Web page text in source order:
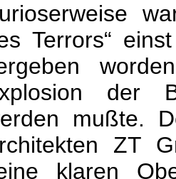
Terrors“
der
mußte.
ZT
klaren